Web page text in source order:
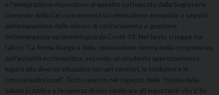
e l’immigrazione rispondono al quesito sottoposto dalla Segreteria
Generale della Cei concernente la celebrazione esequiale a seguito
dell’emanazione delle misure di contenimento e gestione
dell’emergenza epidemiologica da Covid-19. Nel testo si legge tra
l’altro: “La forma liturgica della celebrazione rientra nella competenza
dell’autorità ecclesiastica, secondo un prudente apprezzamento
legato alle diverse situazioni nei vari territori, le tradizioni e le
consuetudini locali”. Tutto questo nel rispetto della “tutela della
salute pubblica e l’esigenza di non vanificare gli importanti sforzi fin